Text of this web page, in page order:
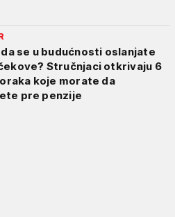
se u budućnosti oslanjate
Stručnjaci otkrivaju 6
koje morate da
pre penzije